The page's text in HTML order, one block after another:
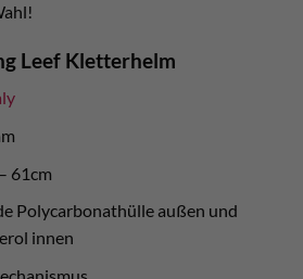
Leef Kletterhelm
61cm
Polycarbonathülle außen und
innen